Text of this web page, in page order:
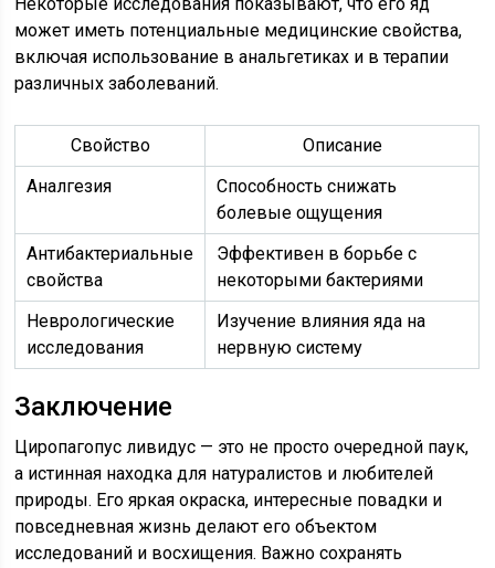
может иметь потенциальные медицинские свойства,
включая использование в анальгетиках и в терапии
различных заболеваний.
Свойство
Описание
Аналгезия
Способность снижать
болевые ощущения
Антибактериальные
свойства
Эффективен в борьбе с
некоторыми бактериями
Неврологические
исследования
Изучение влияния яда на
нервную систему
Заключение
Циропагопус ливидус — это не просто очередной паук,
а истинная находка для натуралистов и любителей
природы. Его яркая окраска, интересные повадки и
повседневная жизнь делают его объектом
исследований и восхищения. Важно сохранять